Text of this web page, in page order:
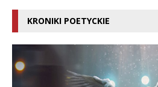
KRONIKI POETYCKIE